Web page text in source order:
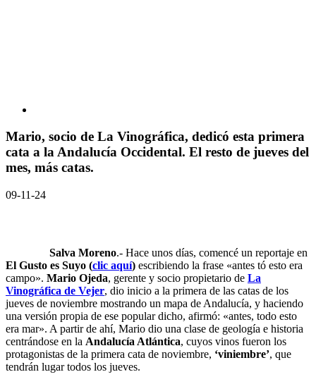
Mario, socio de La Vinográfica, dedicó esta primera
cata a la Andalucía Occidental. El resto de jueves del
mes, más catas.
09-11-24
Salva Moreno.- Hace unos días, comencé un reportaje en
El Gusto es Suyo (clic aquí) escribiendo la frase «antes tó esto era
campo». Mario Ojeda, gerente y socio propietario de La
Vinográfica de Vejer, dio inicio a la primera de las catas de los
jueves de noviembre mostrando un mapa de Andalucía, y haciendo
una versión propia de ese popular dicho, afirmó: «antes, todo esto
era mar». A partir de ahí, Mario dio una clase de geología e historia
centrándose en la Andalucía Atlántica, cuyos vinos fueron los
protagonistas de la primera cata de noviembre, ‘viniembre’, que
tendrán lugar todos los jueves.